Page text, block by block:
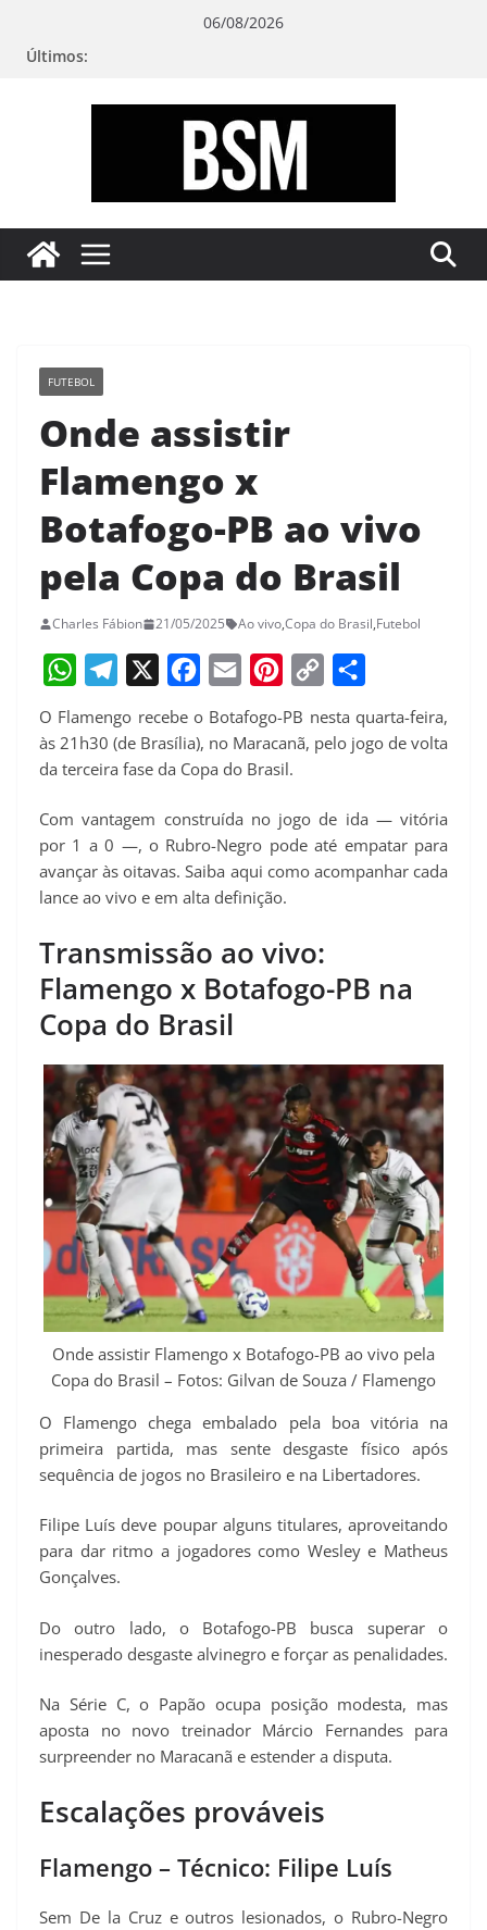
06/08/2026
Últimos:
sua
Mente
FUTEBOL
Onde assistir
Flamengo x
Botafogo-PB ao vivo
pela Copa do Brasil
Charles Fábion 21/05/2025 Ao vivo,Copa do Brasil,Futebol
h
a
s
A
p
e
l
g
r
a
a
c
b
o
o
m
a
i
n
e
r
e
t
o
p
L
i
h
e
O Flamengo recebe o Botafogo-PB nesta quarta-feira,
às 21h30 (de Brasília), no Maracanã, pelo jogo de volta
da terceira fase da Copa do Brasil.
Com vantagem construída no jogo de ida — vitória
por 1 a 0 —, o Rubro-Negro pode até empatar para
avançar às oitavas. Saiba aqui como acompanhar cada
lance ao vivo e em alta definição.
Transmissão ao vivo:
Flamengo x Botafogo-PB na
Copa do Brasil
Onde assistir Flamengo x Botafogo-PB ao vivo pela
Copa do Brasil – Fotos: Gilvan de Souza / Flamengo
O Flamengo chega embalado pela boa vitória na
primeira partida, mas sente desgaste físico após
sequência de jogos no Brasileiro e na Libertadores.
Filipe Luís deve poupar alguns titulares, aproveitando
para dar ritmo a jogadores como Wesley e Matheus
Gonçalves.
Do outro lado, o Botafogo-PB busca superar o
inesperado desgaste alvinegro e forçar as penalidades.
Na Série C, o Papão ocupa posição modesta, mas
aposta no novo treinador Márcio Fernandes para
surpreender no Maracanã e estender a disputa.
Escalações prováveis
Flamengo – Técnico: Filipe Luís
Sem De la Cruz e outros lesionados, o Rubro-Negro